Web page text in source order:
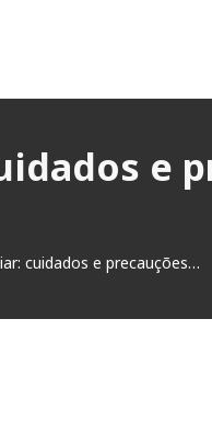
e
cuidados e precauções…